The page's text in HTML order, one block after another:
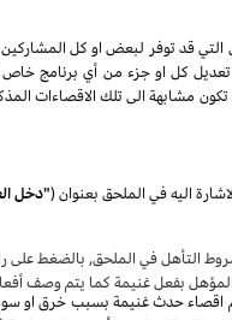
قد توفر لبعض او كل
او تعديل كل او جزء من أي
اليه في الملحق بعنوان("دخل
التأهل في الملحق, بالضغط
بفعل غنيمة كما يتم وصف
اقصاء حدث غنيمة بسبب خرق او